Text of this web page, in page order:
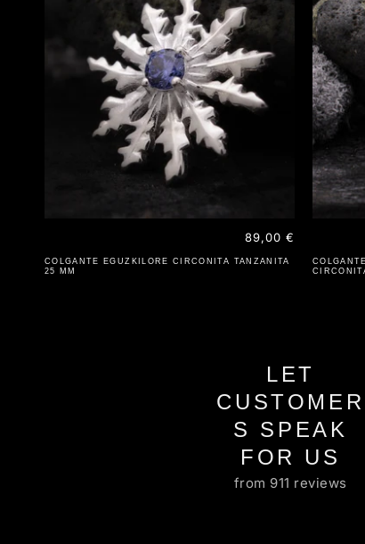
COLGANTE EGUZKILORE CIRCONITA TANZANITA
25 MM
Precio
habitual
89,00 €
LET
CUSTOMER
S SPEAK
FOR US
from 911 reviews